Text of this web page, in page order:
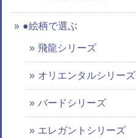
●絵柄で選ぶ
飛龍シリーズ
オリエンタルシリーズ
バードシリーズ
エレガントシリーズ